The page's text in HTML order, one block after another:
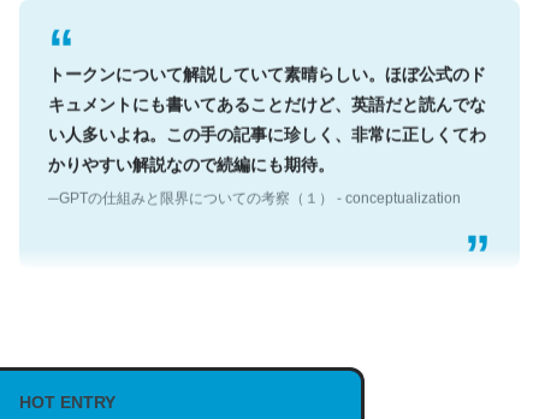
トークンについて解説していて素晴らしい。ほぼ公式のド
キュメントにも書いてあることだけど、英語だと読んでな
い人多いよね。この手の記事に珍しく、非常に正しくてわ
かりやすい解説なので続編にも期待。
─GPTの仕組みと限界についての考察（１） - conceptualization
説してる記事が少ないので貴重な良記事。/続編来た
https://isobe324649.hatenablog.com/entry/2023/03/27
HOT ENTRY